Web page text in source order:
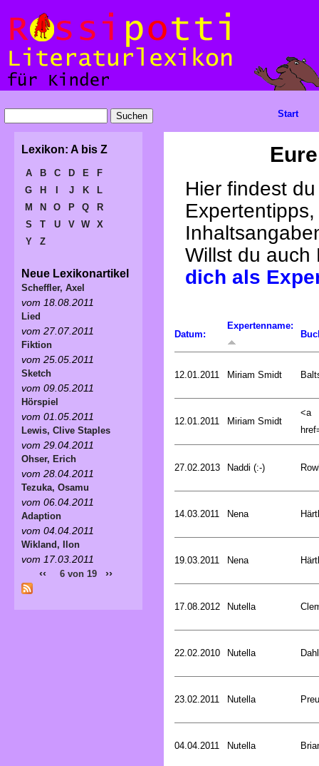
Hier findest
Willst du
dich als
Datum:
Expertenname:
12.01.2011 Miriam Smidt
12.01.2011 Miriam Smidt
<a
27.02.2013 Naddi (:-)
14.03.2011 Nena
19.03.2011 Nena
17.08.2012 Nutella
22.02.2010 Nutella
23.02.2011 Nutella
04.04.2011 Nutella
Start
Lexikon: A bis Z
A B C D E
F
G
H J K
L
M
N O P Q
R
S
T U V W
X
Y
Z
Neue Lexikonartikel
Scheffler, Axel
vom 18.08.2011
Lied
vom 27.07.2011
Fiktion
vom 25.05.2011
Sketch
vom 09.05.2011
Hörspiel
vom 01.05.2011
Lewis, Clive Staples
vom 29.04.2011
Ohser, Erich
vom 28.04.2011
Tezuka, Osamu
vom 06.04.2011
Adaption
vom 04.04.2011
Wikland, Ilon
vom 17.03.2011
‹‹ 6 von 19 ››